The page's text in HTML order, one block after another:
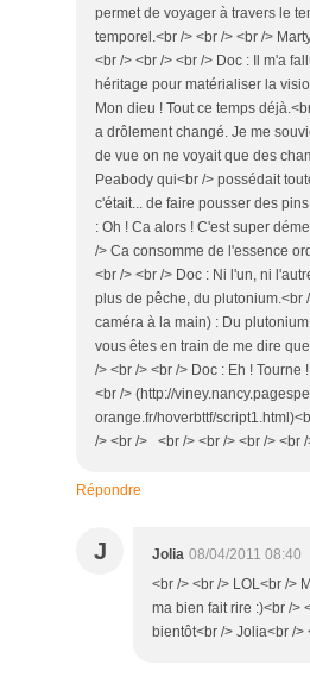
permet de voyager à travers le
temporel.<br /> <br /> <br />
<br /> <br /> <br /> Doc : Il m'a
héritage pour matérialiser la
Mon dieu ! Tout ce temps
a drôlement changé. Je me
de vue on ne voyait que des
Peabody qui<br /> possédait
c'était... de faire pousser des
: Oh ! Ca alors ! C'est super
/> Ca consomme de l'essence
<br /> <br /> Doc : Ni l'un, ni
plus de pêche, du plutonium.<br
caméra à la main) : Du
vous êtes en train de me dire
/> <br /> <br /> Doc : Eh !
<br /> (http://
orange.fr/hoverbttf/
/> <br /> <br /> <br /> <br /> <br /
Répondre
J Jolia 08/04/2011 08:40
<br /> <br /> LOL<br />
ma bien fait rire :)<br />
bientôt<br /> Jolia<br />